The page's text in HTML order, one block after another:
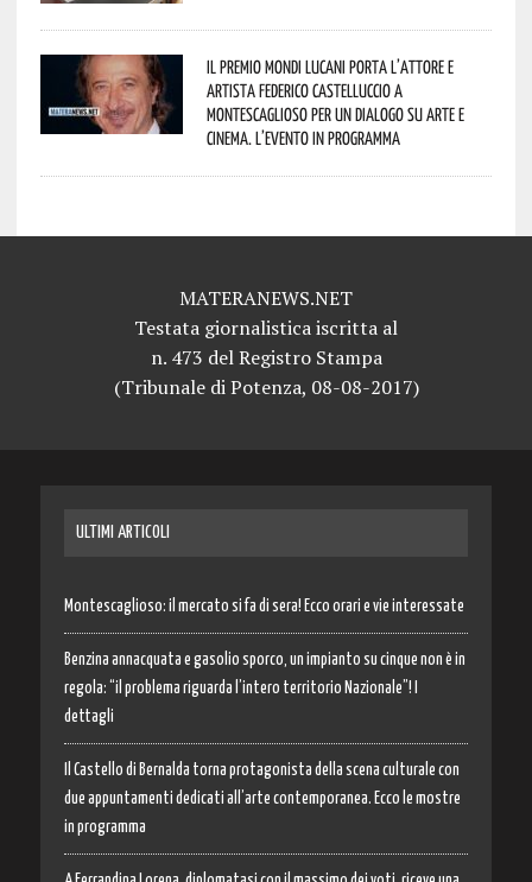
Il Premio Mondi Lucani porta l’attore e
artista Federico Castelluccio a
Montescaglioso per un dialogo su arte e
cinema. L’evento in programma
MATERANEWS.NET
Testata giornalistica iscritta al
n. 473 del Registro Stampa
(Tribunale di Potenza, 08-08-2017)
ULTIMI ARTICOLI
Montescaglioso: il mercato si fa di sera! Ecco orari e vie interessate
Benzina annacquata e gasolio sporco, un impianto su cinque non è in
regola: “il problema riguarda l’intero territorio Nazionale”! I
dettagli
Il Castello di Bernalda torna protagonista della scena culturale con
due appuntamenti dedicati all’arte contemporanea. Ecco le mostre
in programma